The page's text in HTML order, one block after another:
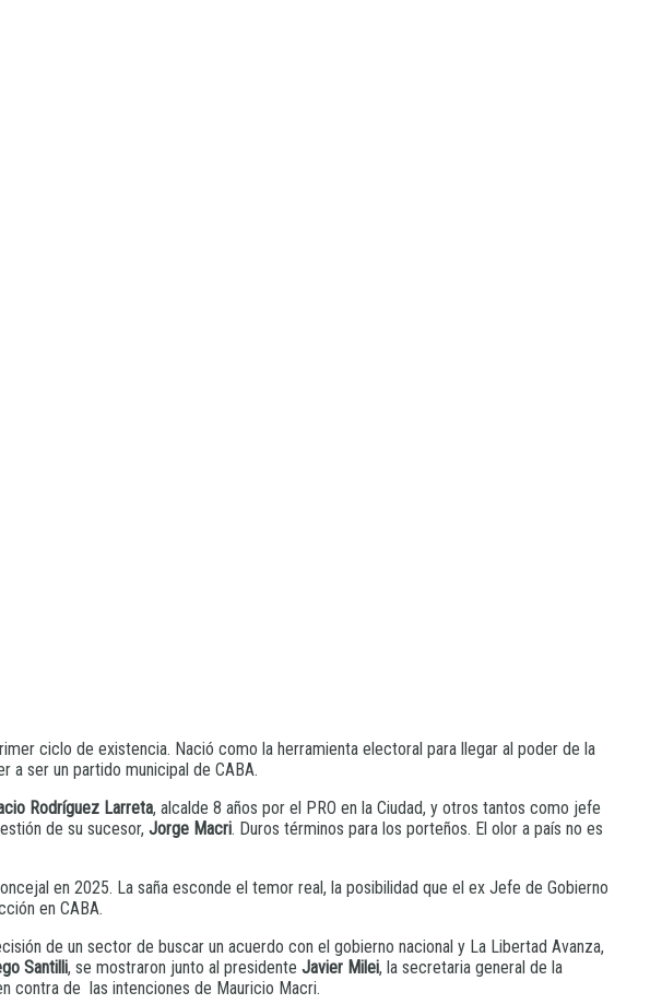
ciclo de existencia. Nació como la herramienta electoral para llegar al poder de la
a ser un partido municipal de CABA.
Rodríguez Larreta, alcalde 8 años por el PRO en la Ciudad, y otros tantos como jefe
de su sucesor, Jorge Macri. Duros términos para los porteños. El olor a país no es
en 2025. La saña esconde el temor real, la posibilidad que el ex Jefe de Gobierno
en CABA.
de un sector de buscar un acuerdo con el gobierno nacional y La Libertad Avanza,
Santilli, se mostraron junto al presidente Javier Milei, la secretaria general de la
contra de las intenciones de Mauricio Macri.